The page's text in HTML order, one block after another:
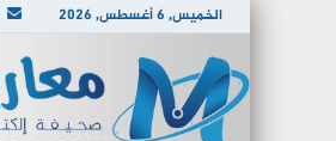
الخميس, 6 أغسطس, 2026